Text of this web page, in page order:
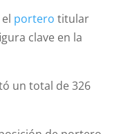
portero titular
clave en la
un total de 326